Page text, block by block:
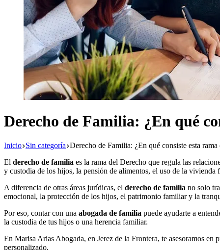
Derecho de Familia: ¿En qué
Inicio Sin categoría Derecho de Familia: ¿En qué consiste esta
El derecho de familia es la rama del Derecho que regula las
y custodia de los hijos, la pensión de alimentos, el uso de la
A diferencia de otras áreas jurídicas, el derecho de familia no solo
emocional, la protección de los hijos, el patrimonio familiar y la
Por eso, contar con una abogada de familia puede ayudarte a
la custodia de tus hijos o una herencia familiar.
En Marisa Arias Abogada, en Jerez de la Frontera, te asesoramos en
personalizado.